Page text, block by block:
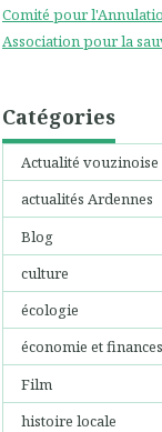
Comité pour
Association pour la
Catégories
Actualité vouzinoise
actualités Ardennes
Blog
culture
écologie
économie et finances
Film
histoire locale